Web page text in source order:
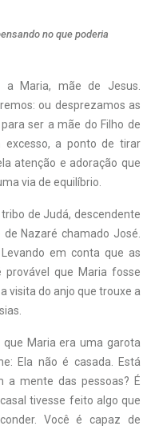
no que poderia
Maria, mãe de Jesus.
ou desprezamos as
ser a mãe do Filho de
excesso, a ponto de tirar
atenção e adoração que
via de equilíbrio.
de Judá, descendente
Nazaré chamado José.
em conta que as
provável que Maria fosse
visita do anjo que trouxe a
que Maria era uma garota
Ela não é casada. Está
a mente das pessoas? É
tivesse feito algo que
Você é capaz de